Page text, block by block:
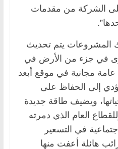
الشركة من مقدمات
المشروعات يتم تحديث
في جزء من الأرض في
مجانية في موقع أبعد
إلى الحفاظ على
ويضيف طاقة جديدة
العام الذي دمرته
في التسعير
هائلة أعفت منها